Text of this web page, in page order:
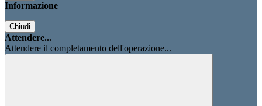
Informazione
Chiudi
Attendere...
Attendere il completamento dell'operazione...